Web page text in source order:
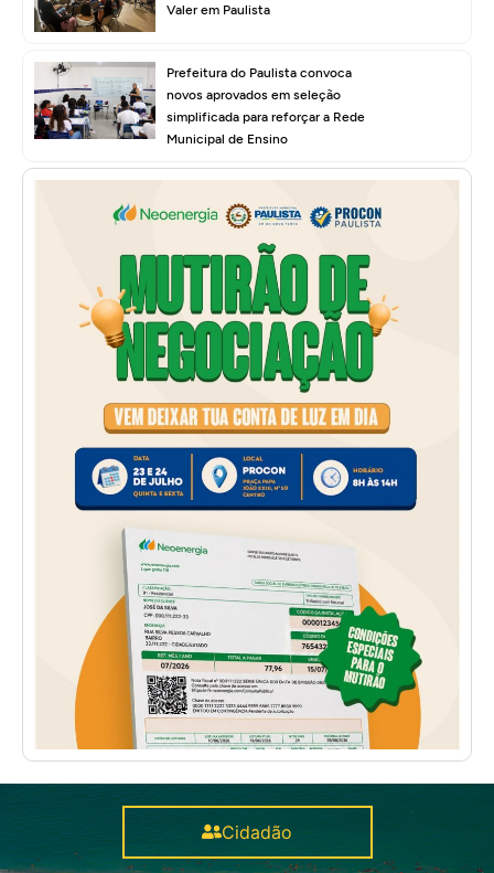
Valer em Paulista
Prefeitura do Paulista convoca
novos aprovados em seleção
simplificada para reforçar a Rede
Municipal de Ensino
Cidadão